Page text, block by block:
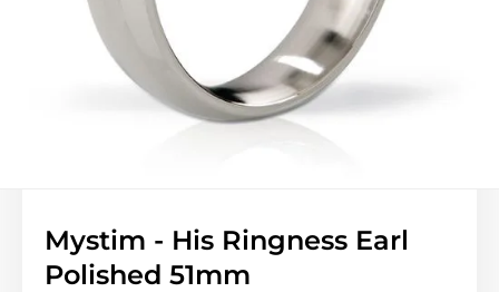
Mystim - His Ringness Earl
Polished 51mm